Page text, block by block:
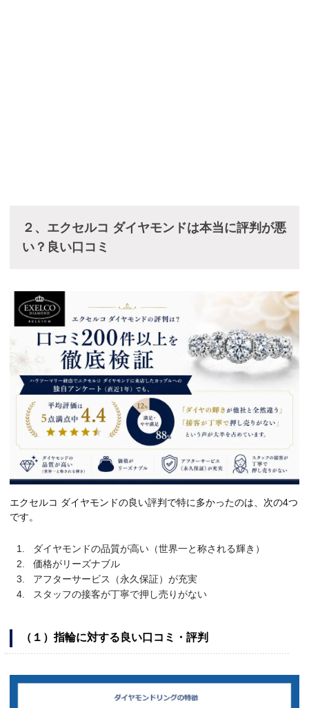
２、エクセルコ ダイヤモンドは本当に評判が悪
い？良い口コミ
エクセルコ ダイヤモンドの良い評判で特に多かったのは、次の4つ
です。
ダイヤモンドの品質が高い（世界一と称される輝き）
価格がリーズナブル
アフターサービス（永久保証）が充実
スタッフの接客が丁寧で押し売りがない
（１）指輪に対する良い口コミ・評判